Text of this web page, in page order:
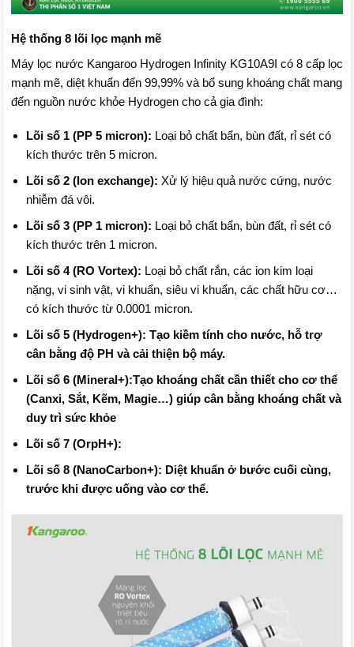
Hệ thống 8 lõi lọc mạnh mẽ
Máy lọc nước Kangaroo Hydrogen Infinity KG10A9I có 8 cấp lọc
mạnh mẽ, diệt khuẩn đến 99,99% và bổ sung khoáng chất mang
đến nguồn nước khỏe Hydrogen cho cả gia đình:
Lõi số 1 (PP 5 micron): Loại bỏ chất bẩn, bùn đất, rỉ sét có
kích thước trên 5 micron.
Lõi số 2 (Ion exchange): Xử lý hiệu quả nước cứng, nước
nhiễm đá vôi.
Lõi số 3 (PP 1 micron): Loại bỏ chất bẩn, bùn đất, rỉ sét có
kích thước trên 1 micron.
Lõi số 4 (RO Vortex): Loại bỏ chất rắn, các ion kim loại
nặng, vi sinh vật, vi khuẩn, siêu vi khuẩn, các chất hữu cơ…
có kích thước từ 0.0001 micron.
Lõi số 5 (Hydrogen+): Tạo kiềm tính cho nước, hỗ trợ
cân bằng độ PH và cải thiện bộ máy.
Lõi số 6 (Mineral+):Tạo khoáng chất cần thiết cho cơ thể
(Canxi, Sắt, Kẽm, Magie…) giúp cân bằng khoáng chất và
duy trì sức khỏe
Lõi số 7 (OrpH+):
Lõi số 8 (NanoCarbon+): Diệt khuẩn ở bước cuối cùng,
trước khi được uống vào cơ thể.